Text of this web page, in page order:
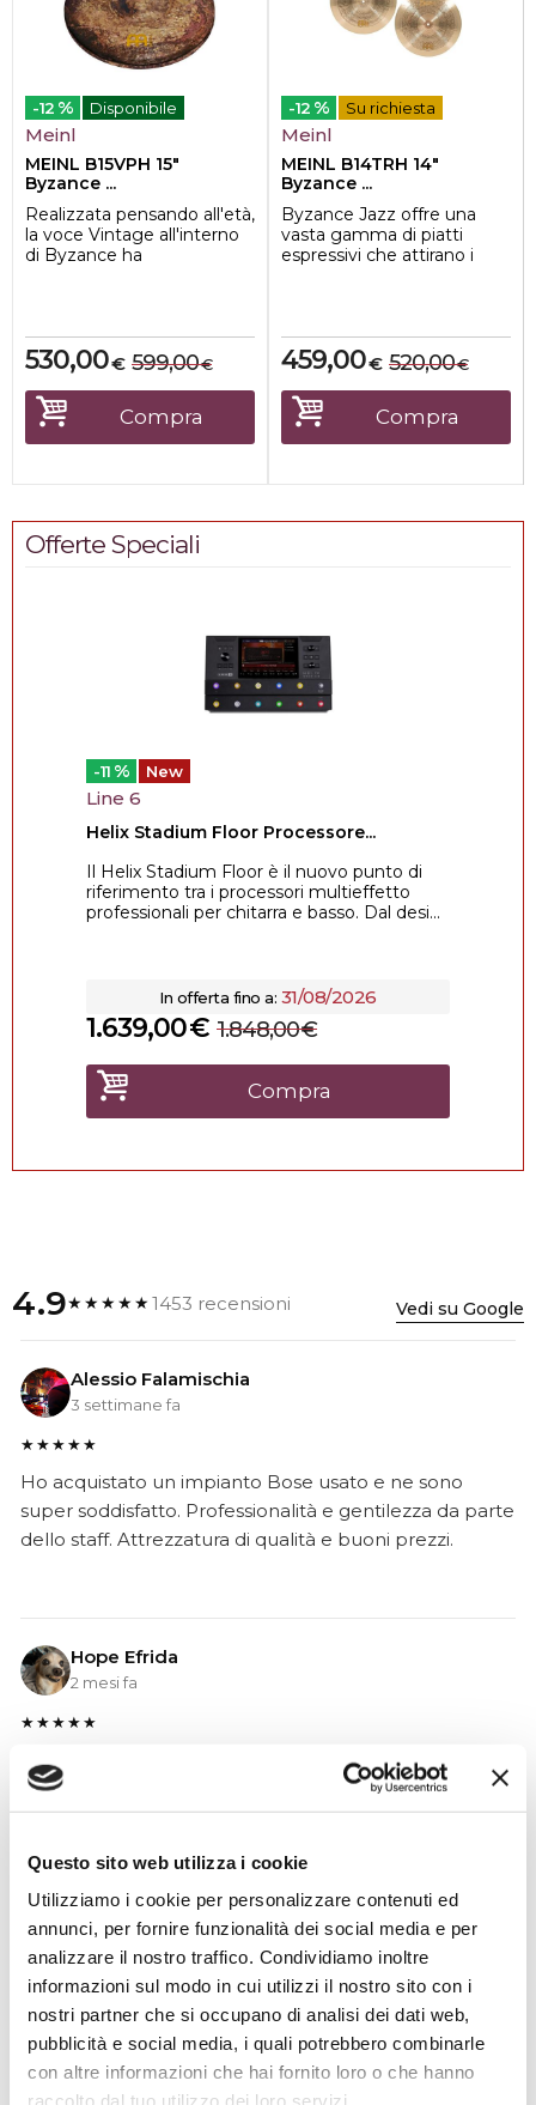
Questo sito web utilizza i cookie
Utilizziamo i cookie per personalizzare contenuti ed
annunci, per fornire funzionalità dei social media e per
analizzare il nostro traffico. Condividiamo inoltre
informazioni sul modo in cui utilizzi il nostro sito con i
nostri partner che si occupano di analisi dei dati web,
pubblicità e social media, i quali potrebbero combinarle
con altre informazioni che hai fornito loro o che hanno
raccolto dal tuo utilizzo dei loro servizi.
-12 % Disponibile
Meinl
MEINL B15VPH 15"
Byzance ...
Realizzata pensando all'età,
la voce Vintage all'interno
di Byzance ha
€
530,00 €
599,00
Compra
-12 % Su richiesta
Meinl
MEINL B14TRH 14"
Byzance ...
Byzance Jazz offre una
vasta gamma di piatti
espressivi che attirano i
€
459,00 €
520,00
Compra
Offerte Speciali
-11 % New
Line 6
Helix Stadium Floor Processore...
Il Helix Stadium Floor è il nuovo punto di
riferimento tra i processori multieffetto
professionali per chitarra e basso. Dal desi...
In offerta fino a: 31/08/2026
€
1.639,00 €
1.848,00
Compra
4.9★★★★★1453 recensioni Vedi su Google
Alessio Falamischia
3 settimane fa
★★★★★
Ho acquistato un impianto Bose usato e ne sono
super soddisfatto. Professionalità e gentilezza da parte
dello staff. Attrezzatura di qualità e buoni prezzi.
Hope Efrida
2 mesi fa
★★★★★
Ho acquistato un contrabbasso elettrico Stanzani, un
microfono professionale, amplificatore, cuffie, aste e
cavi vari come regali per il mio compagno. Lo
prodotti è di alto livello. I venditori son..
Simone Gasparoni
un mese fa
★★★★★
Ottima esperienza d’acquisto. Comunicazione